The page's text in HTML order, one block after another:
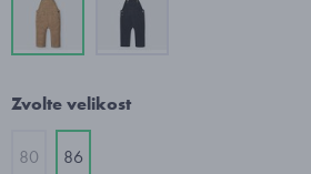
Zvolte velikost
80 86